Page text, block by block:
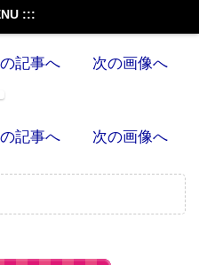
:::
記事へ 次の画像へ
記事へ 次の画像へ